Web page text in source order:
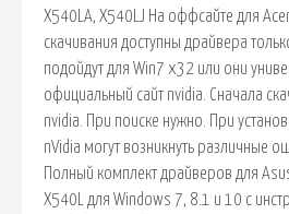
X540LA, X540LJ На оффсайте для
скачивания доступны драйвера
подойдут для Win7 x32 или они
официальный сайт nvidia. Сначала
nvidia. При поиске нужно. При
nVidia могут возникнуть различные
Полный комплект драйверов для
X540L для Windows 7, 8.1 и 10 с